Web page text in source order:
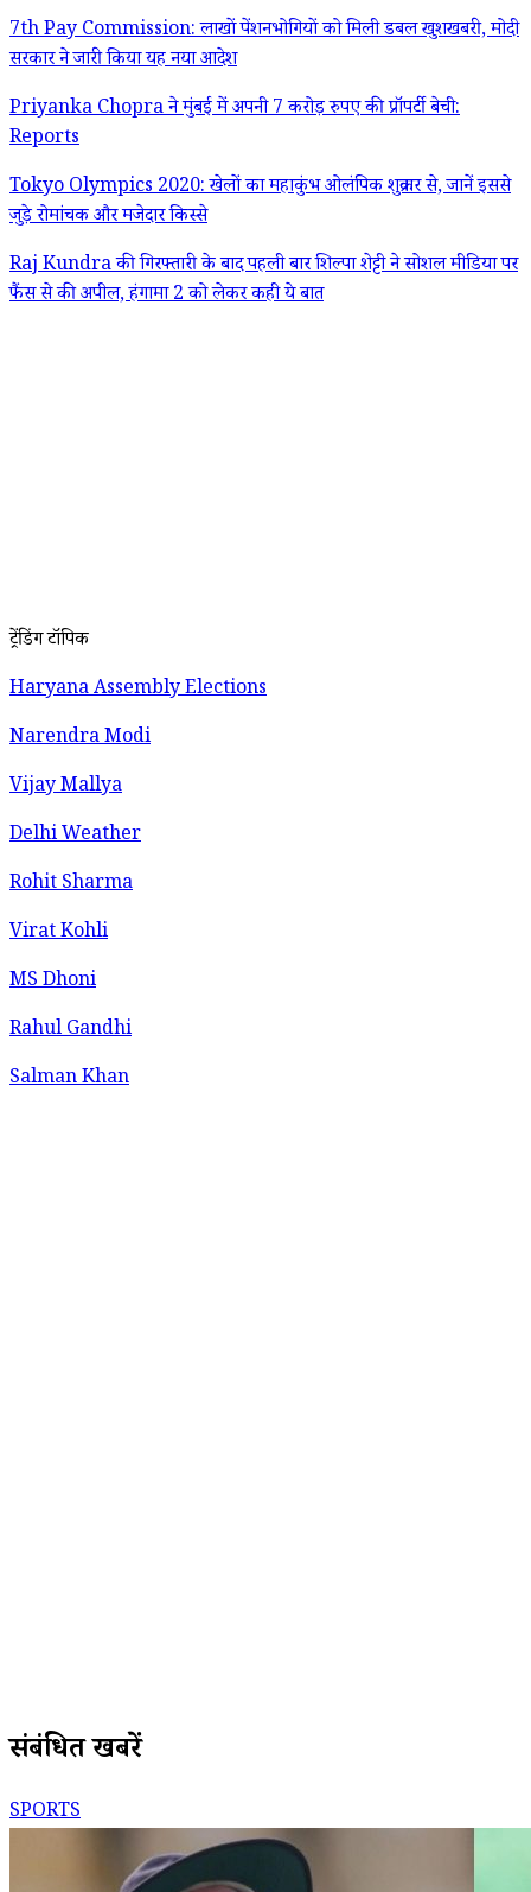
7th Pay Commission: लाखों पेंशनभोगियों को मिली डबल खुशखबरी, मोदी
सरकार ने जारी किया यह नया आदेश
Priyanka Chopra ने मुंबई में अपनी 7 करोड़ रुपए की प्रॉपर्टी बेची:
Reports
Tokyo Olympics 2020: खेलों का महाकुंभ ओलंपिक शुक्रवार से, जानें इससे
जुड़े रोमांचक और मजेदार किस्से
Raj Kundra की गिरफ्तारी के बाद पहली बार शिल्पा शेट्टी ने सोशल मीडिया पर
फैंस से की अपील, हंगामा 2 को लेकर कही ये बात
ट्रेंडिंग टॉपिक
Haryana Assembly Elections
Narendra Modi
Vijay Mallya
Delhi Weather
Rohit Sharma
Virat Kohli
MS Dhoni
Rahul Gandhi
Salman Khan
संबंधित खबरें
SPORTS